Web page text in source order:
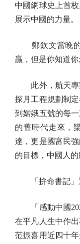
中國網球史上首
展示中國的力量。
鄭欽文當晚的
贏，但是你知道你
此外，航天專
探月工程規劃制
到嫦娥五號的每
的舊時代走來，
達，更是國富民
的目標，中國人的
「拚命書記」
「感動中國
在平凡人生中作
范振喜用近四十